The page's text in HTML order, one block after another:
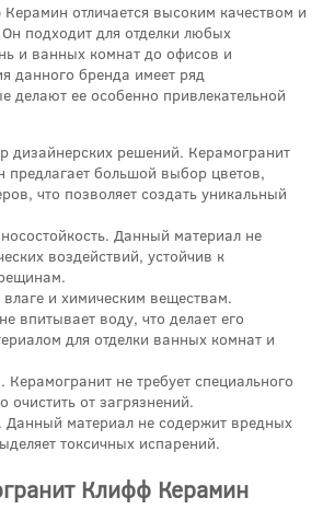
отличается высоким качеством и
подходит для отделки любых
и ванных комнат до офисов и
данного бренда имеет ряд
делают ее особенно привлекательной
дизайнерских решений. Керамогранит
большой выбор цветов,
что позволяет создать уникальный
Данный материал не
воздействий, устойчив к
влаге и химическим веществам.
впитывает воду, что делает его
для отделки ванных комнат и
Керамогранит не требует специального
очистить от загрязнений.
Данный материал не содержит вредных
токсичных испарений.
Клифф Керамин